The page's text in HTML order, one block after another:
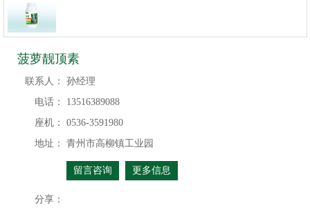
菠萝靓顶素
联系人：
孙经理
电话：
13516389088
座机：
0536-3591980
地址：
青州市高柳镇工业园
留言咨询 更多信息
分享：